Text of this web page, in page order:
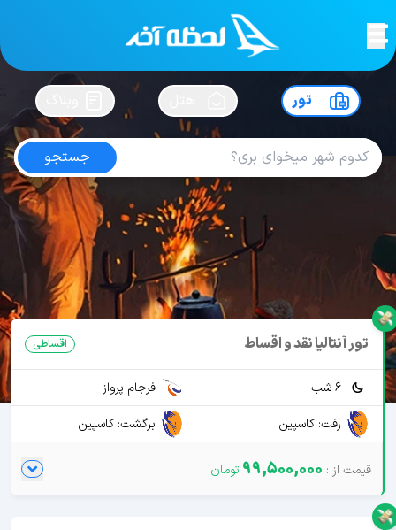
لحظه آخرسفرت رو بساز !
تور
جستجو
تور آنتالیا هتل گرانادا لاکچری
4.5 از5| از102 کاربر
تور ترکیه
تور آنتالیا
تور آنتالیا هتل گرانادا لاکچری
تور آنتالیا نقد و اقساط اقساطی
6 شب
فرجام پرواز
رفت: کاسپین
برگشت: کاسپین
99,500,000